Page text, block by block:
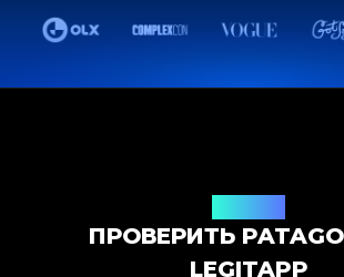
ПРОВЕРИТЬ
LEGITAPP